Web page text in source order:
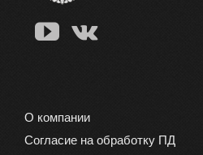
О компании
Согласие на обработку ПД